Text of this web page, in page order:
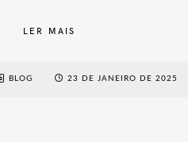
LER MAIS
BLOG 23 DE JANEIRO DE 2025